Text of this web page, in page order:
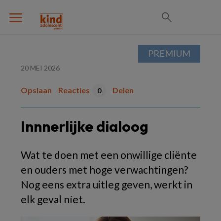
20 MEI 2026
Opslaan Reacties 0 Delen
Innnerlijke dialoog
Wat te doen met een onwillige cliënte
en ouders met hoge verwachtingen?
Nog eens extra uitleg geven, werkt in
elk geval níet.
PREMIUM